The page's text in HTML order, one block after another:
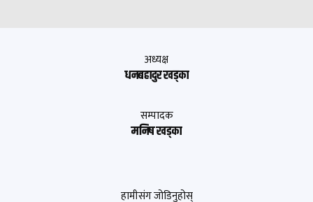
अध्यक्ष
धनबहादुर खड्का
सम्पादक
मनिष खड्का
हामीसंग जोडिनुहोस्